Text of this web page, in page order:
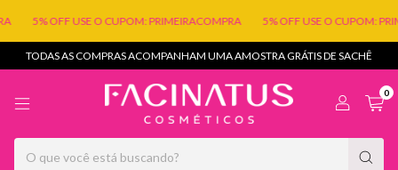
5% OFF USE O CUPOM: PRIMEIRACOMPRA 5% OFF USE O CUPOM:
TODAS AS COMPRAS ACOMPANHAM UMA AMOSTRA GRÁTIS DE SACHÊ
0